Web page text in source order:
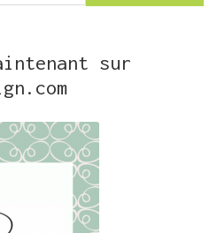
sur